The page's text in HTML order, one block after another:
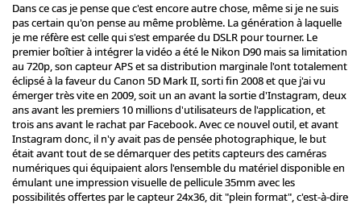
Dans ce cas je pense que c'est encore autre chose, même si je ne suis
pas certain qu'on pense au même problème. La génération à laquelle
je me réfère est celle qui s'est emparée du DSLR pour tourner. Le
premier boîtier à intégrer la vidéo a été le Nikon D90 mais sa limitation
au 720p, son capteur APS et sa distribution marginale l'ont totalement
éclipsé à la faveur du Canon 5D Mark II, sorti fin 2008 et que j'ai vu
émerger très vite en 2009, soit un an avant la sortie d'Instagram, deux
ans avant les premiers 10 millions d'utilisateurs de l'application, et
trois ans avant le rachat par Facebook. Avec ce nouvel outil, et avant
Instagram donc, il n'y avait pas de pensée photographique, le but
était avant tout de se démarquer des petits capteurs des caméras
numériques qui équipaient alors l'ensemble du matériel disponible en
émulant une impression visuelle de pellicule 35mm avec les
possibilités offertes par le capteur 24x36, dit "plein format", c'est-à-dire